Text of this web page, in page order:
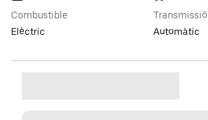
Combustible
Elèctric
Transmissió
Automàtic